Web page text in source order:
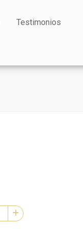
Testimonios